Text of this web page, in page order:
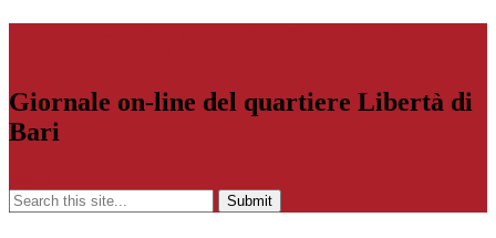
Giornale on-line del quartiere Libertà di
Bari